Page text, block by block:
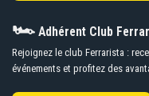
🏎️ Adhérent Club
Rejoignez le club Ferrarista :
événements et profitez des